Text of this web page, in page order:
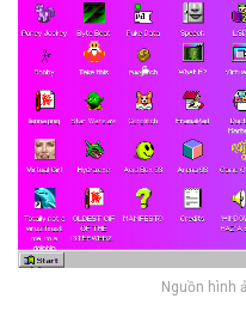
Nguồn hình